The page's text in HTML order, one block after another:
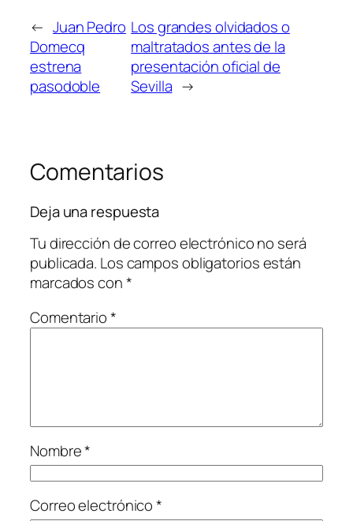
← Juan Pedro
Domecq
estrena
pasodoble
Los grandes olvidados o
maltratados antes de la
presentación oficial de
Sevilla →
Comentarios
Deja una respuesta
Tu dirección de correo electrónico no será
publicada. Los campos obligatorios están
marcados con*
Comentario*
Nombre*
Correo electrónico*